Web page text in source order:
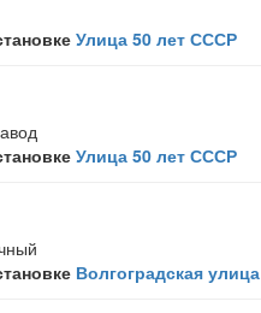
Улица 50 лет СССР
Улица 50 лет СССР
Волгоградская улица